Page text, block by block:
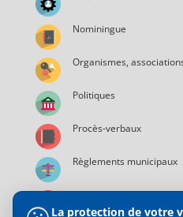
Nominingue
Organismes,
Politiques
Procès-verbaux
Règlements municipaux
Services municipaux
La protection de votre